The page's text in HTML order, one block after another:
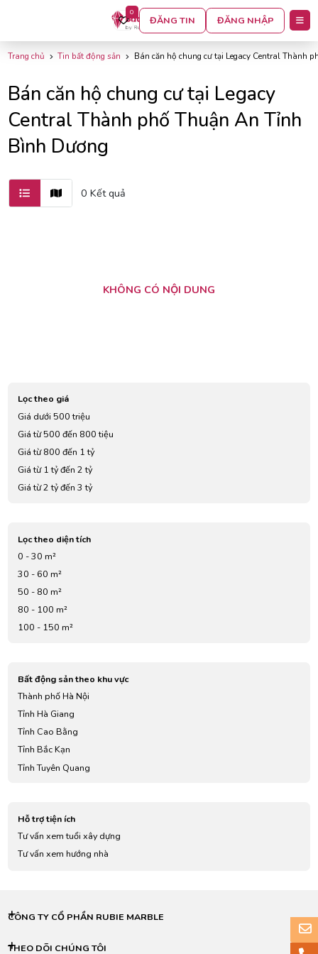
0
ĐĂNG TIN ĐĂNG NHẬP
Trang chủ Tin bất động sản Bán căn hộ chung cư tại Legacy Central Thành
Bán căn hộ chung cư tại Legacy
Central Thành phố Thuận An Tỉnh
Bình Dương
0 Kết quả
KHÔNG CÓ NỘI DUNG
Lọc theo giá
Giá dưới 500 triệu
Giá từ 500 đến 800 tiệu
Giá từ 800 đến 1 tỷ
Giá từ 1 tỷ đến 2 tỷ
Giá từ 2 tỷ đến 3 tỷ
Lọc theo diện tích
0 - 30 m²
30 - 60 m²
50 - 80 m²
80 - 100 m²
100 - 150 m²
Bất động sản theo khu vực
Thành phố Hà Nội
Tỉnh Hà Giang
Tỉnh Cao Bằng
Tỉnh Bắc Kạn
Tỉnh Tuyên Quang
Tỉnh Lai Châu
Tỉnh Sơn La
Tỉnh Yên Bái
Tỉnh Lạng Sơn
Tỉnh Bắc Giang
Hỗ trợ tiện ích
Tư vấn xem tuổi xây dựng
Tư vấn xem hướng nhà
CÔNG TY CỔ PHẦN RUBIE MARBLE
THEO DÕI CHÚNG TÔI